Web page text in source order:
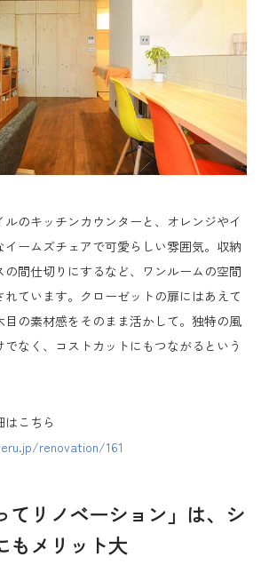
のキッチンカウンターと、オレンジやイ
イームズチェアで可愛らしい雰囲気。収納
間仕切りにするなど、ワンルームの空間
ています。クローゼットの扉にはあえて
の素材感をそのまま活かして。独特の風
なく、コストカットにもつながるという
こちら
renovation/161
てリノベーション」は、シ
もメリット大